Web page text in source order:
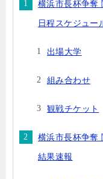
横浜市長杯争
日程スケジュー
出場大学
組み合わせ
観戦チケット
横浜市長杯争
結果速報